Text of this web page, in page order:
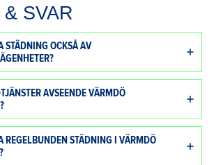
SVAR
STÄDNING OCKSÅ AV
AVSEENDE VÄRMDÖ
REGELBUNDEN STÄDNING I VÄRMDÖ